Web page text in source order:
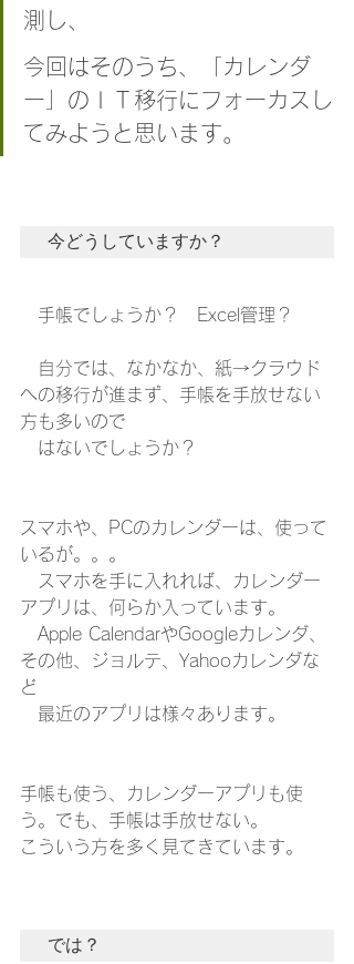
測し、
今回はそのうち、「カレンダ
ー」のＩＴ移行にフォーカスし
てみようと思います。
今どうしていますか？
手帳でしょうか？　Excel管理？
自分では、なかなか、紙→クラウド
への移行が進まず、手帳を手放せない
方も多いので
はないでしょうか？
スマホや、PCのカレンダーは、使って
いるが。。。
スマホを手に入れれば、カレンダー
アプリは、何らか入っています。
Apple CalendarやGoogleカレンダ、
その他、ジョルテ、Yahooカレンダな
ど
最近のアプリは様々あります。
手帳も使う、カレンダーアプリも使
う。でも、手帳は手放せない。
こういう方を多く見てきています。
では？